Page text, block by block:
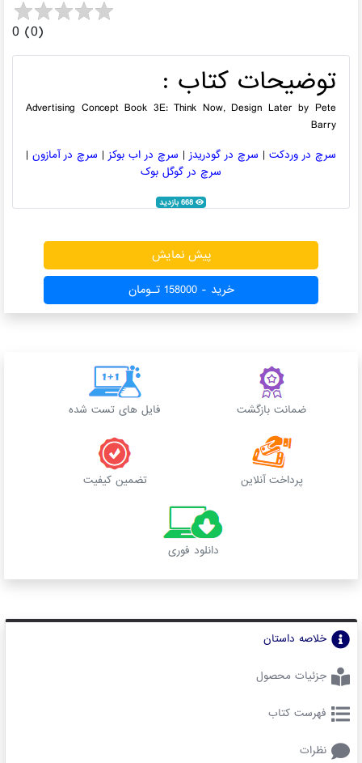
0 (0)
توضیحات کتاب :
Advertising Concept Book 3E: Think Now, Design Later by Pete
Barry
سرچ در وردکت| سرچ در گودریدز| سرچ در اب بوکز| سرچ در آمازون|
سرچ در گوگل بوک
668 بازدید
پیش نمایش
خرید - 158000 تـومان
ضمانت بازگشت فایل های تست شده
پرداخت آنلاین تضمین کیفیت
دانلود فوری
خلاصه داستان
جزئیات محصول
فهرست کتاب
نظرات